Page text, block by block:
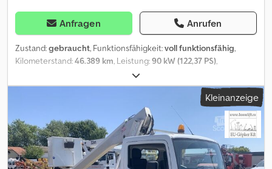
Anfragen Anrufen
Zustand:gebraucht, Funktionsfähigkeit:voll funktionsfähig,
Kilometerstand:46.389 km, Leistung:90 kW (122,37 PS),
, Kraftstofftyp:
3.500 kg, Achsen-Konfiguration:4x2, Farbe:Weiß, Getriebetyp:
,
, Ausstattung: ABS, Servolenkung,
Nissan Cabstar Socage DA324 – 24 m, 225 kg Arbeitshöhe: 24 m
Kilometerstand: 46.389 km Betriebsstunden: 5003 Baujahr:
2016/08 Emissionsklasse: EURO5B Leistung: 90 kW Hubraum (in
ccm): 2.488 Kraftstoff: Diesel Zulässiges Gesamtgewicht: 3500 kg
Kleinanzeige